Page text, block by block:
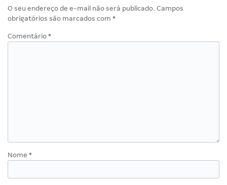
O seu endereço de e-mail não será publicado. Campos
obrigatórios são marcados com *
Comentário *
Nome *